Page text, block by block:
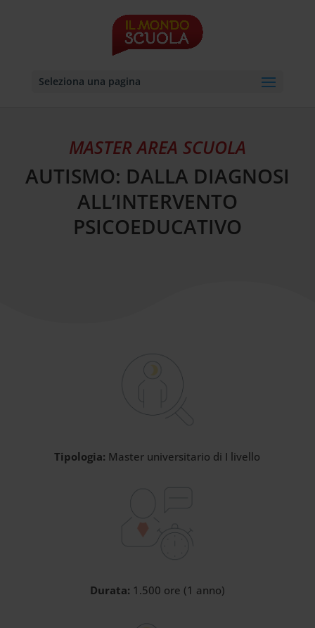
Seleziona una pagina
MASTER AREA SCUOLA
AUTISMO: DALLA DIAGNOSI
ALL’INTERVENTO
PSICOEDUCATIVO
Tipologia: Master universitario di I livello
Durata: 1.500 ore (1 anno)